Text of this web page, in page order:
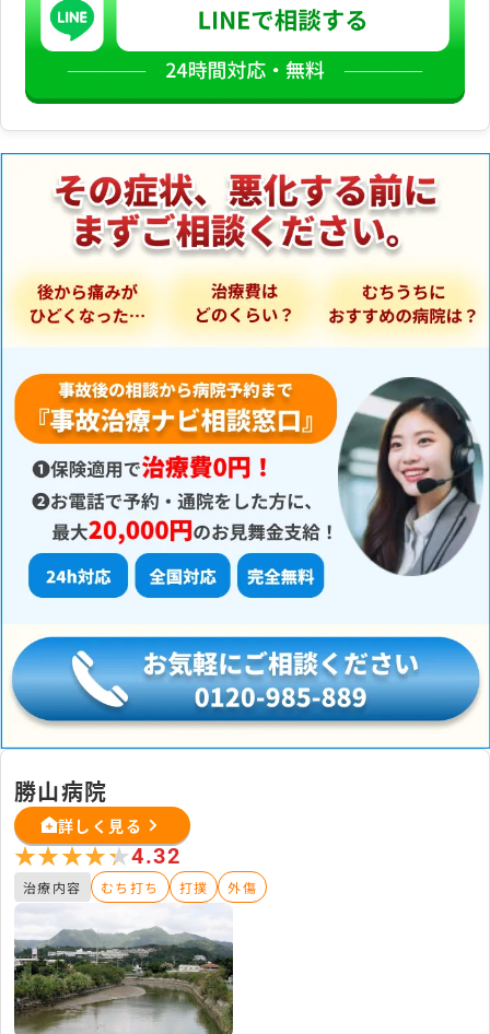
勝山病院
詳しく見る
★★★★★
★★★★★4.32
治療内容 むち打ち 打撲 外傷